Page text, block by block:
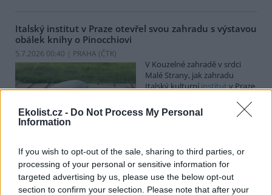
Ekolist.cz - Do Not Process My Personal
Information
If you wish to opt-out of the sale, sharing to third parties, or
processing of your personal or sensitive information for
targeted advertising by us, please use the below opt-out
section to confirm your selection. Please note that after your
Italský institut v Praze otevřel svou zahradu s výstavou
obálek knihy o Pinocchiovi
5.7.2026 00:40 | PRAHA (ČTK)
V Kouzelné zahradě v srdci
Malé Strany, jak zahradu
Italský kulturníinstitutv Praze
nyní prohlédnout výstavu
obálek knihy Pinocchiova dobrodružství ze 40 zemí světa. Výstava
také scénickou instalaci ve své zahradě inspirovanou příběhem
Pinocchia. Zahrada bude otevřená do 12. září. Vstup do ní bude
možný od úterý do soboty od 15:00 do 19:00 a v mimořádnou
otevírací dobu o víkendech.